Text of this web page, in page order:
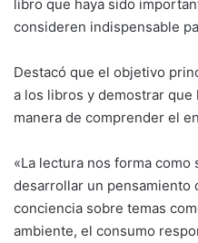
libro que haya sido
consideren indispensable
Destacó que el objetivo
a los libros y demostrar
manera de comprender el
«La lectura nos forma como
desarrollar un pensamiento
conciencia sobre temas
ambiente, el consumo